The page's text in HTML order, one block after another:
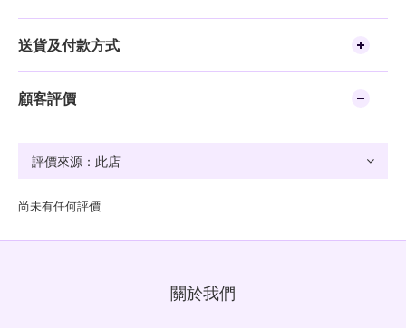
送貨及付款方式
顧客評價
尚未有任何評價
關於我們